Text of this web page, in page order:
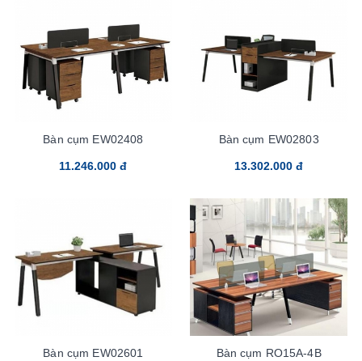
Bàn cụm EW02408
11.246.000 đ
Bàn cụm EW02803
13.302.000 đ
Bàn cụm EW02601 Bàn cụm RO15A-4B